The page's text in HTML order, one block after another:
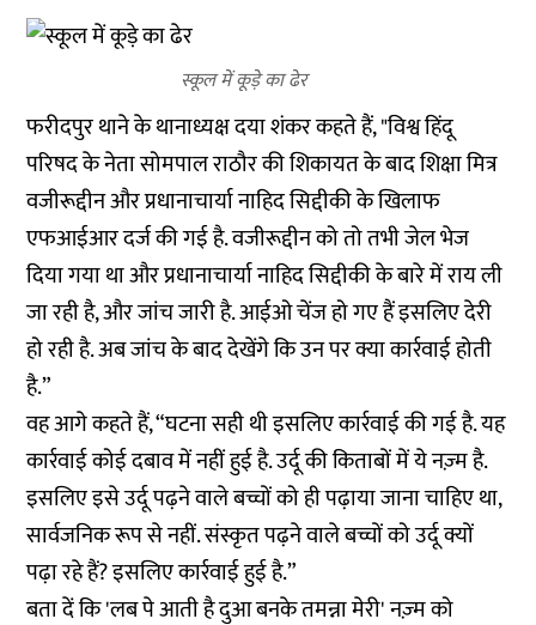
स्कूल में कूड़े का ढेर
फरीदपुर थाने के थानाध्यक्ष दया शंकर कहते हैं, "विश्व हिंदू
परिषद के नेता सोमपाल राठौर की शिकायत के बाद शिक्षा मित्र
वजीरूद्दीन और प्रधानाचार्या नाहिद सिद्दीकी के खिलाफ
एफआईआर दर्ज की गई है. वजीरूद्दीन को तो तभी जेल भेज
दिया गया था और प्रधानाचार्या नाहिद सिद्दीकी के बारे में राय ली
जा रही है, और जांच जारी है. आईओ चेंज हो गए हैं इसलिए देरी
हो रही है. अब जांच के बाद देखेंगे कि उन पर क्या कार्रवाई होती
है.”
वह आगे कहते हैं, “घटना सही थी इसलिए कार्रवाई की गई है. यह
कार्रवाई कोई दबाव में नहीं हुई है. उर्दू की किताबों में ये नज़्म है.
इसलिए इसे उर्दू पढ़ने वाले बच्चों को ही पढ़ाया जाना चाहिए था,
सार्वजनिक रूप से नहीं. संस्कृत पढ़ने वाले बच्चों को उर्दू क्यों
पढ़ा रहे हैं? इसलिए कार्रवाई हुई है.”
बता दें कि 'लब पे आती है दुआ बनके तमन्ना मेरी' नज़्म को